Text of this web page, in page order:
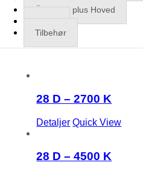
ÖKOLUX plus Hoved
Tilbehør
28 D – 2700 K
Detaljer Quick View
28 D – 4500 K